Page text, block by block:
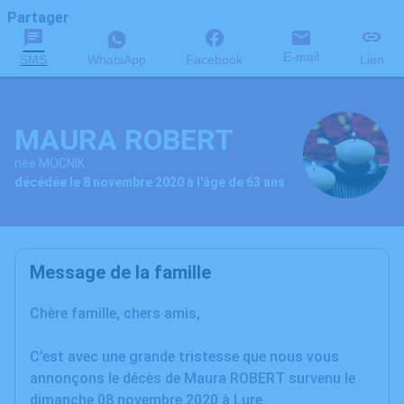
Partager
SMS WhatsApp Facebook E-mail Lien
MAURA ROBERT
née MOCNIK
décédée le 8 novembre 2020 à l'âge de 63 ans
Message de la famille
Chère famille, chers amis,
C’est avec une grande tristesse que nous vous
annonçons le décès de Maura ROBERT survenu le
dimanche 08 novembre 2020 à Lure.